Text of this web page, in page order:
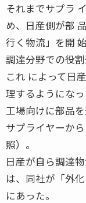
それまでサプラ
め、日産側が部
行く物流」を開 始
調達分野での役
これ によって日
理するようになっ
工場向けに部品
サプライヤーか
照）。
日産が自ら調達
は、同社が「外
にあった。